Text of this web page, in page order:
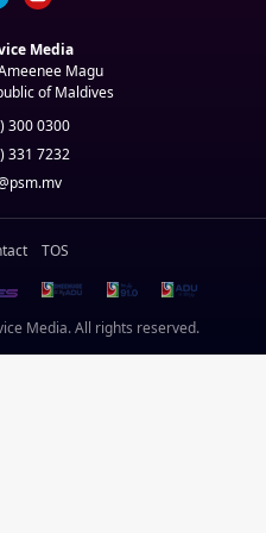
Media
Magu
of Maldives
300 0300
331 7232
TOS
Media. All rights reserved.